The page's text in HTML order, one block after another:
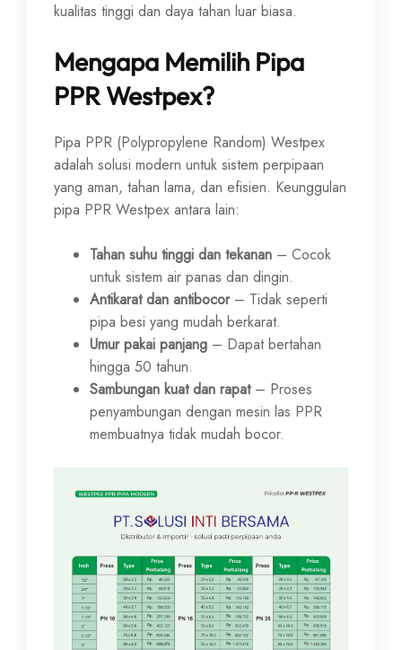
kualitas tinggi dan daya tahan luar biasa.
Mengapa Memilih Pipa
PPR Westpex?
Pipa PPR (Polypropylene Random) Westpex
adalah solusi modern untuk sistem perpipaan
yang aman, tahan lama, dan efisien. Keunggulan
pipa PPR Westpex antara lain:
Tahan suhu tinggi dan tekanan – Cocok
untuk sistem air panas dan dingin.
Antikarat dan antibocor– Tidak seperti
pipa besi yang mudah berkarat.
Umur pakai panjang – Dapat bertahan
hingga 50 tahun.
Sambungan kuat dan rapat– Proses
penyambungan dengan mesin las PPR
membuatnya tidak mudah bocor.